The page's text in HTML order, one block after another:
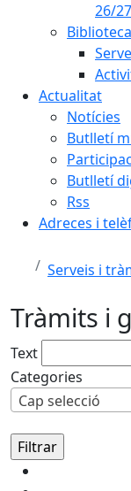
26/27
Actualitat
Notícies
Butlletí
Butlletí
Rss
Adreces i
Serveis i
Tràmits i
Text
Categories
Cap selecció